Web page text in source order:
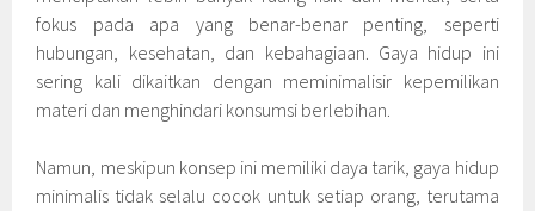
fokus pada apa yang benar-benar penting, seperti
hubungan, kesehatan, dan kebahagiaan. Gaya hidup ini
sering kali dikaitkan dengan meminimalisir kepemilikan
materi dan menghindari konsumsi berlebihan.
Namun, meskipun konsep ini memiliki daya tarik, gaya hidup
minimalis tidak selalu cocok untuk setiap orang, terutama